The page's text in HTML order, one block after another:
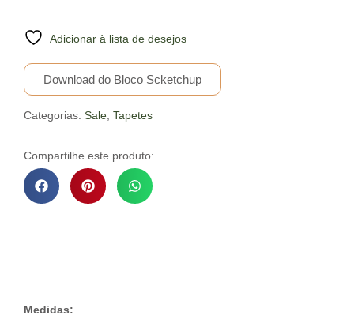
Adicionar à lista de desejos
Download do Bloco Scketchup
Categorias: Sale, Tapetes
Compartilhe este produto:
Medidas: